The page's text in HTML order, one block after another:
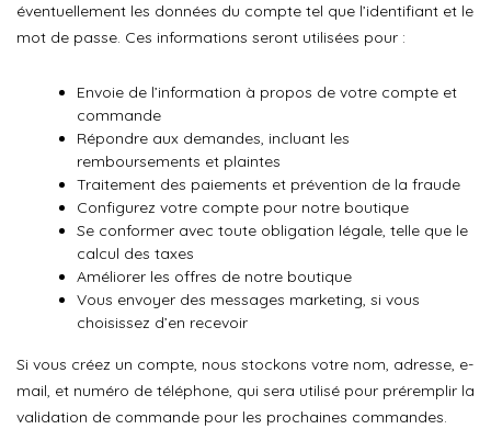
éventuellement les données du compte tel que l’identifiant et le
mot de passe. Ces informations seront utilisées pour :
Envoie de l’information à propos de votre compte et
commande
Répondre aux demandes, incluant les
remboursements et plaintes
Traitement des paiements et prévention de la fraude
Configurez votre compte pour notre boutique
Se conformer avec toute obligation légale, telle que le
calcul des taxes
Améliorer les offres de notre boutique
Vous envoyer des messages marketing, si vous
choisissez d’en recevoir
Si vous créez un compte, nous stockons votre nom, adresse, e-
mail, et numéro de téléphone, qui sera utilisé pour préremplir la
validation de commande pour les prochaines commandes.